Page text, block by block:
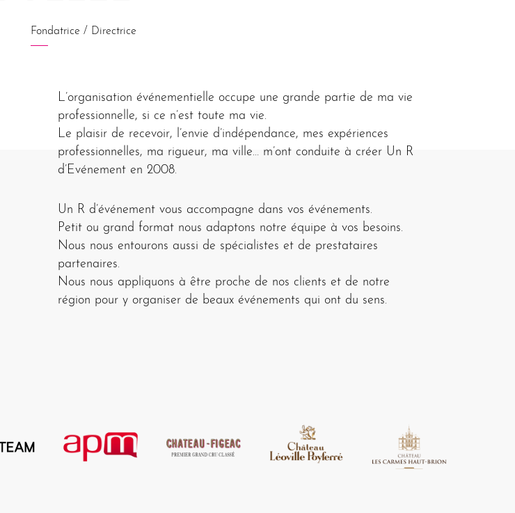
Fondatrice / Directrice
L’organisation événementielle occupe une grande partie de ma vie
professionnelle, si ce n’est toute ma vie.
Le plaisir de recevoir, l’envie d’indépendance, mes expériences
professionnelles, ma rigueur, ma ville… m’ont conduite à créer Un R
d’Evénement en 2008.
Un R d’événement vous accompagne dans vos événements.
Petit ou grand format nous adaptons notre équipe à vos besoins.
Nous nous entourons aussi de spécialistes et de prestataires
partenaires.
Nous nous appliquons à être proche de nos clients et de notre
région pour y organiser de beaux événements qui ont du sens.